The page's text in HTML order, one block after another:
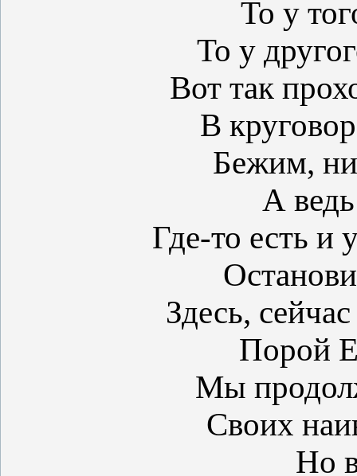
То у
То у
Вот так
В
Бежим,
А
Где-то есть и
Здесь,
Порой
Мы
Своих
Но